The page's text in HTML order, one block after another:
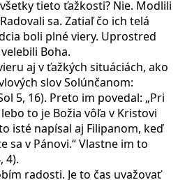
tieto ťažkosti? Nie. Modlili
sa. Zatiaľ čo ich telá
boli plné viery. Uprostred
Boha.
aj v ťažkých situáciách, ako
slov Solúnčanom:
5, 16). Preto im povedal: „Pri
to je Božia vôľa v Kristovi
isté napísal aj Filipanom, keď
sa v Pánovi.“ Vlastne im to
4).
radosti. Je to čas uvažovať